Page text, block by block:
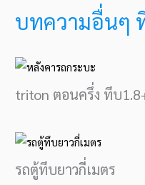
บทความอื่นๆ
triton ตอนครึ่ง ทึบ
รถตู้ทึบยาวกี่เมตร